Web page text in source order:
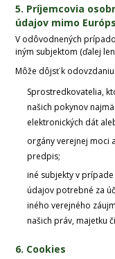
5. Príjemcovia
údajov mimo
V odôvodnených
iným subjektom (ďalej
Môže dôjsť k
Sprostredkovatelia,
našich pokynov
elektronických dát
orgány verejnej moci
predpis;
iné subjekty v
údajov potrebné za
iného verejného
našich práv, majetku
6. Cookies